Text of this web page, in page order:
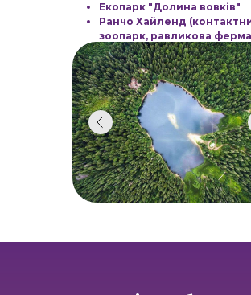
Екопарк "Долина вовків"
Ранчо Хайленд
зоопарк, равликова